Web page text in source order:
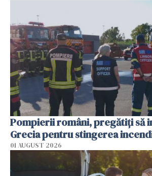
Pompierii români, pregătiţi să
Grecia pentru stingerea
01 AUGUST 2026